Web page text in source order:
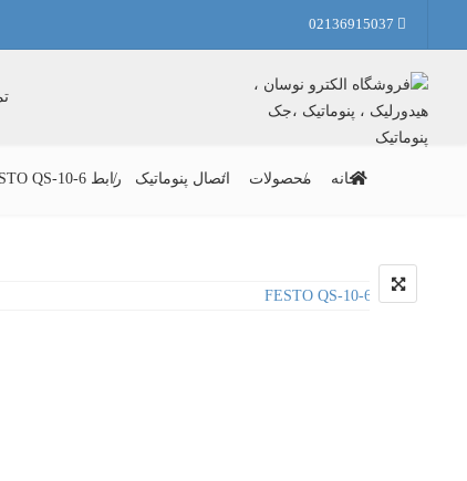
02136915037
خانه محصولات اتصال پنوماتیک رابط FESTO QS-10-6